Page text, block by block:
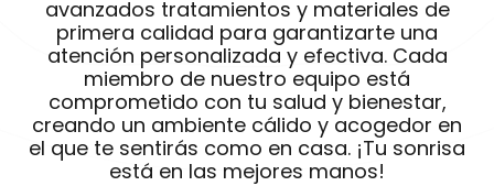
avanzados tratamientos y materiales de
primera calidad para garantizarte una
atención personalizada y efectiva. Cada
miembro de nuestro equipo está
comprometido con tu salud y bienestar,
creando un ambiente cálido y acogedor en
el que te sentirás como en casa. ¡Tu sonrisa
está en las mejores manos!